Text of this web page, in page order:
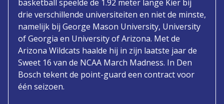
basketball speelde de 1.92 meter lange Kier bij
drie verschillende universiteiten en niet de minste,
namelijk bij George Mason University, University
of Georgia en University of Arizona. Met de
Arizona Wildcats haalde hij in zijn laatste jaar de
Sweet 16 van de NCAA March Madness. In Den
Bosch tekent de point-guard een contract voor
één seizoen.